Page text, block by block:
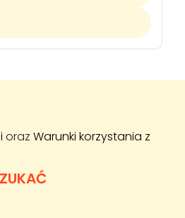
oraz Warunki korzystania z